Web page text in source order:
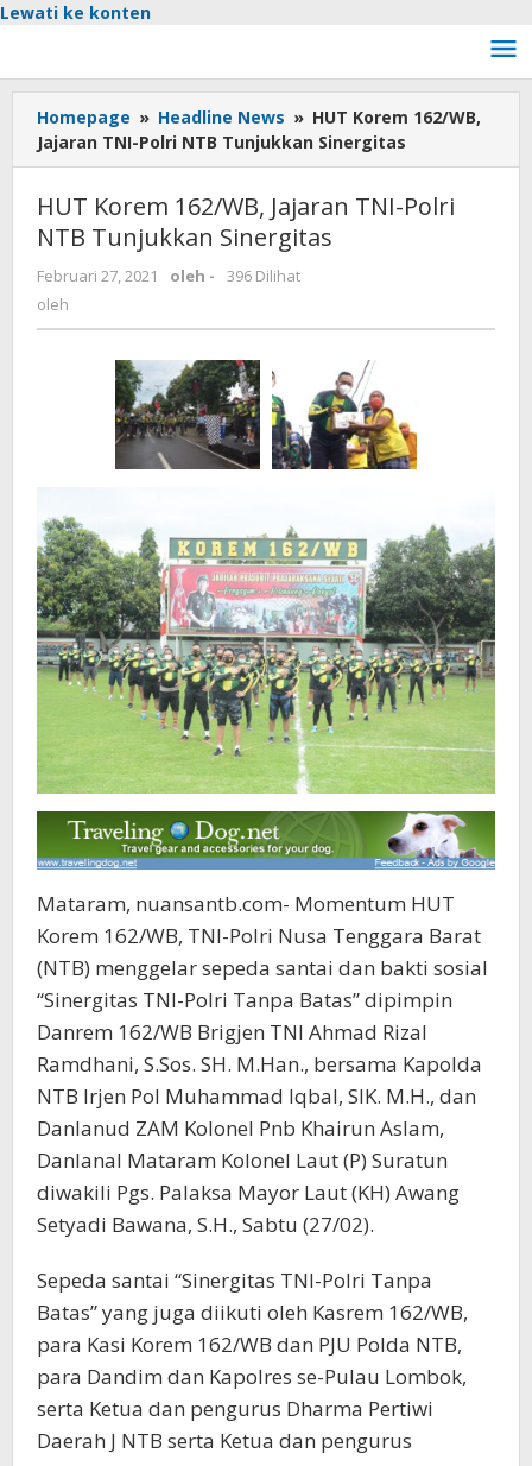
Lewati ke konten
Homepage » Headline News » HUT Korem 162/WB,
Jajaran TNI-Polri NTB Tunjukkan Sinergitas
HUT Korem 162/WB, Jajaran TNI-Polri
NTB Tunjukkan Sinergitas
Februari 27, 2021 oleh -
396 Dilihat
oleh
Mataram, nuansantb.com- Momentum HUT
Korem 162/WB, TNI-Polri Nusa Tenggara Barat
(NTB) menggelar sepeda santai dan bakti sosial
“Sinergitas TNI-Polri Tanpa Batas” dipimpin
Danrem 162/WB Brigjen TNI Ahmad Rizal
Ramdhani, S.Sos. SH. M.Han., bersama Kapolda
NTB Irjen Pol Muhammad Iqbal, SIK. M.H., dan
Danlanud ZAM Kolonel Pnb Khairun Aslam,
Danlanal Mataram Kolonel Laut (P) Suratun
diwakili Pgs. Palaksa Mayor Laut (KH) Awang
Setyadi Bawana, S.H., Sabtu (27/02).
Sepeda santai “Sinergitas TNI-Polri Tanpa
Batas” yang juga diikuti oleh Kasrem 162/WB,
para Kasi Korem 162/WB dan PJU Polda NTB,
para Dandim dan Kapolres se-Pulau Lombok,
serta Ketua dan pengurus Dharma Pertiwi
Daerah J NTB serta Ketua dan pengurus